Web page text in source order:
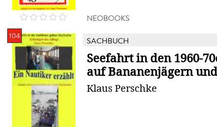
NEOBOOKS
104. SACHBUCH
Seefahrt in den 1960-
auf Bananenjägern
Klaus Perschke